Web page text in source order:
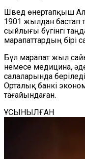
Швед өнертапқыш
1901 жылдан бастап
сыйлығы бүгінгі
марапаттардың бірі
Бұл марапат жыл
немесе медицина,
салаларында
Орталық банкі
тағайындаған.
ҰСЫНЫЛҒАН